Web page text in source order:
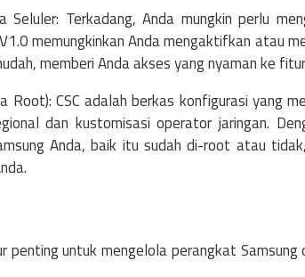
Terkadang, Anda mungkin perlu
memungkinkan Anda mengaktifkan atau
memberi Anda akses yang nyaman ke
Root): CSC adalah berkas konfigurasi yang
dan kustomisasi operator jaringan.
Anda, baik itu sudah di-root atau
untuk mengelola perangkat